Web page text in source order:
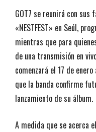
GOT7 se reunirá con
«NESTFEST» en Seúl,
mientras que para
de una transmisión en
comenzará el 17 de
que la banda confirme
lanzamiento de su álbum.
A medida que se acerca